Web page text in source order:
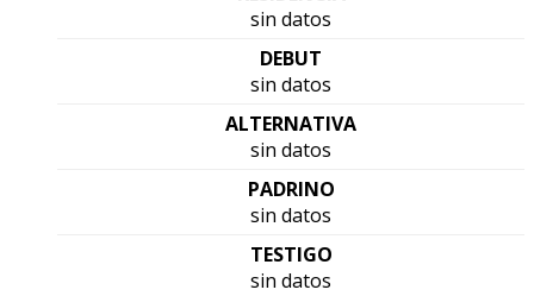
sin datos
DEBUT
sin datos
ALTERNATIVA
sin datos
PADRINO
sin datos
TESTIGO
sin datos